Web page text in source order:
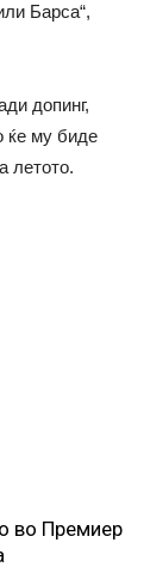
Барса“,
допинг,
ќе му биде
летото.
во Премиер